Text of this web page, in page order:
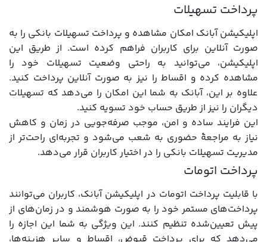
پرداخت تسهیلات
اپلیکیشن آبانک امکان مشاهده و پرداخت تسهیلات بانکی را به
صورت آنلاین برای کاربران فراهم کرده است. از طریق این
اپلیکیشن، می‌توانید به راحتی وضعیت تسهیلات خود را
مشاهده کرده و اقساط را نیز به صورت آنلاین پرداخت کنید.
علاوه بر این، آبانک به شما این امکان را می‌دهد که تسهیلات
دیگران را نیز از طریق حساب خود تسویه کنید.
این فرایند ساده و امن، موجب صرفه‌جویی در زمان و کاهش
نیاز به مراجعۀ حضوری به شعب می‌شود و تجربه‌ای راحت‌تر از
مدیریت تسهیلات بانکی را در اختیار کاربران قرار می‌دهد.
پرداخت اتومات
با قابلیت پرداخت اتومات در اپلیکیشن آبانک، کاربران می‌توانند
پرداخت‌های مستمر خود را به صورت هوشمند و در زمان‌های از
پیش تعیین‌شده تنظیم کنند. این ویژگی به شما این اجازه را